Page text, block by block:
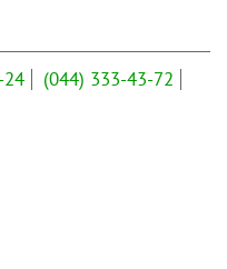
24 (044) 333-43-72